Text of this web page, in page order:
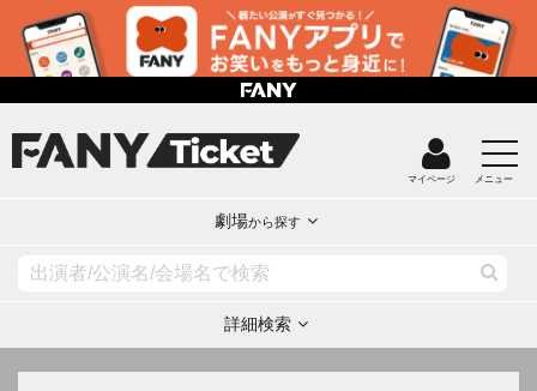
マイページ メニュー
劇場から探す
詳細検索